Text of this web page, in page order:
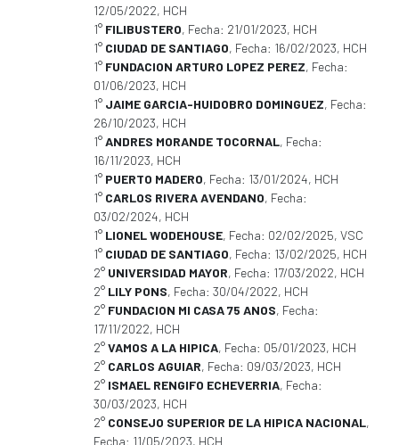
12/05/2022, HCH
1° FILIBUSTERO, Fecha: 21/01/2023, HCH
1° CIUDAD DE SANTIAGO, Fecha: 16/02/2023, HCH
1° FUNDACION ARTURO LOPEZ PEREZ, Fecha:
01/06/2023, HCH
1° JAIME GARCIA-HUIDOBRO DOMINGUEZ, Fecha:
26/10/2023, HCH
1°ANDRES MORANDE TOCORNAL, Fecha:
16/11/2023, HCH
1° PUERTO MADERO, Fecha: 13/01/2024, HCH
1° CARLOS RIVERA AVENDANO, Fecha:
03/02/2024, HCH
1° LIONEL WODEHOUSE, Fecha: 02/02/2025, VSC
1° CIUDAD DE SANTIAGO, Fecha: 13/02/2025, HCH
2° UNIVERSIDAD MAYOR, Fecha: 17/03/2022, HCH
2° LILY PONS, Fecha: 30/04/2022, HCH
2° FUNDACION MI CASA 75 ANOS, Fecha:
17/11/2022, HCH
2°VAMOS A LA HIPICA, Fecha: 05/01/2023, HCH
2° CARLOS AGUIAR, Fecha: 09/03/2023, HCH
2° ISMAEL RENGIFO ECHEVERRIA, Fecha:
30/03/2023, HCH
2° CONSEJO SUPERIOR DE LA HIPICA NACIONAL,
Fecha: 11/05/2023, HCH